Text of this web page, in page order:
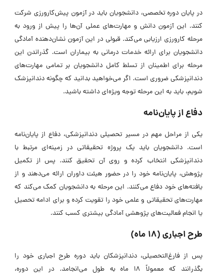
در پایان دوره تخصصی، دانشجویان باید در آزمون پیش‌کارورزی شرکت
کنند. این آزمون دانش و مهارت‌های عملی آن‌ها را پیش از ورود به
مرحله کارورزی ارزیابی می‌کند. قبولی در این آزمون نشان‌دهنده آمادگی
دانشجویان برای ارائه خدمات درمانی به بیماران است. گذراندن این
مرحله برای اطمینان از تسلط کامل دانشجویان بر تمامی مهارت‌های
دندانپزشکی ضروری است. اگر می‌خواهید بدانید که چگونه دندانپزشک
شویم، باید به این مرحله توجه ویژه‌ای داشته باشید.
دفاع از پایان‌نامه
یکی از مراحل مهم در مسیر تحصیلی دندانپزشکی، دفاع از پایان‌نامه
است. دانشجویان باید یک پروژه تحقیقاتی در زمینه‌ای مرتبط با
دندانپزشکی انتخاب کرده و روی آن تحقیق کنند. پس از تکمیل
پژوهش، پایان‌نامه خود را در حضور هیئت داوران ارائه می‌دهند و از
یافته‌های خود دفاع می‌کنند. این مرحله به دانشجویان کمک می‌کند که
مهارت‌های تحقیقاتی و علمی خود را تقویت کرده و برای ادامه تحصیل
یا انجام فعالیت‌های پژوهشی آمادگی بیشتری کسب کنند.
طرح اجباری (18 ماه)
پس از فارغ‌التحصیلی، دندانپزشکان باید دوره طرح اجباری خود را
بگذرانند که معمولاً 18 ماه به طول می‌انجامد. در این دوره،